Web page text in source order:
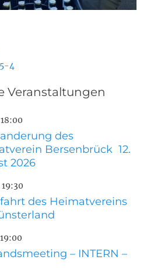
4
Veranstaltungen
18:00
des
Bersenbrück 12.
2026
19:30
des Heimatvereins
19:00
– INTERN –